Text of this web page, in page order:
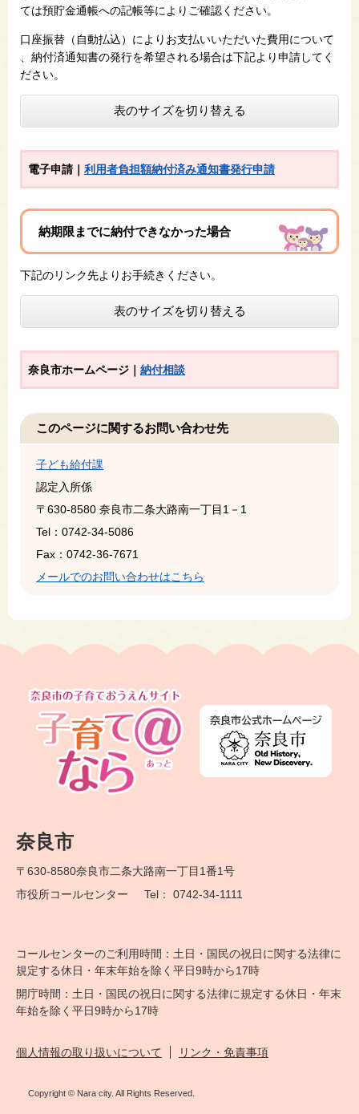
ては預貯金通帳への記帳等によりご確認ください。
口座振替（自動払込）によりお支払いいただいた費用について​
、納付済通知書の発行を希望される場合は下記より申請してく
ださい。
表のサイズを切り替える
電子申請｜ 利用者負担額納付済み通知書発行申請
納期限までに納付できなかった場合
下記のリンク先よりお手続きください。
表のサイズを切り替える
奈良市ホームページ 納付相談
このページに関するお問い合わせ先
子ども給付課
認定入所係
〒630-8580 奈良市二条大路南一丁目1－1
Tel：0742-34-5086
Fax：0742-36-7671
メールでのお問い合わせはこちら
奈良市
〒630-8580奈良市二条大路南一丁目1番1号
市役所コールセンター
Tel： 0742-34-1111
コールセンターのご利用時間：土日・国民の祝日に関する法律に
規定する休日・年末年始を除く平日9時から17時
開庁時間：土日・国民の祝日に関する法律に規定する休日・年末
年始を除く平日9時から17時
個人情報の取り扱いについて リンク・免責事項
Copyright © Nara city. All Rights Reserved.